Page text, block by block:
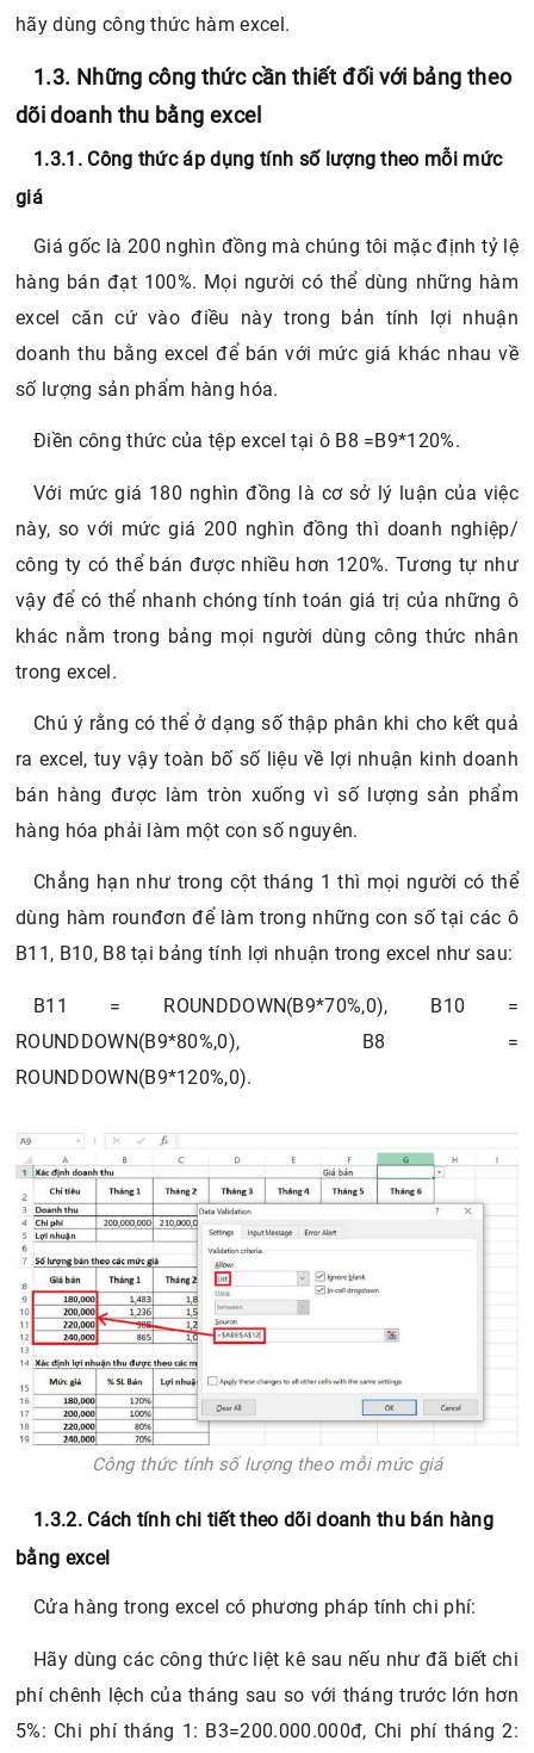
hãy dùng công thức hàm excel.
1.3. Những công thức cần thiết đối với bảng theo
dõi doanh thu bằng excel
1.3.1. Công thức áp dụng tính số lượng theo mỗi mức
giá
Giá gốc là 200 nghìn đồng mà chúng tôi mặc định tỷ lệ
hàng bán đạt 100%. Mọi người có thể dùng những hàm
excel căn cứ vào điều này trong bản tính lợi nhuận
doanh thu bằng excel để bán với mức giá khác nhau về
số lượng sản phẩm hàng hóa.
Điền công thức của tệp excel tại ô B8 =B9*120%.
Với mức giá 180 nghìn đồng là cơ sở lý luận của việc
này, so với mức giá 200 nghìn đồng thì doanh nghiệp/
công ty có thể bán được nhiều hơn 120%. Tương tự như
vậy để có thể nhanh chóng tính toán giá trị của những ô
khác nằm trong bảng mọi người dùng công thức nhân
trong excel.
Chú ý rằng có thể ở dạng số thập phân khi cho kết quả
ra excel, tuy vậy toàn bố số liệu về lợi nhuận kinh doanh
bán hàng được làm tròn xuống vì số lượng sản phẩm
hàng hóa phải làm một con số nguyên.
Chẳng hạn như trong cột tháng 1 thì mọi người có thể
dùng hàm rounđơn để làm trong những con số tại các ô
B11, B10, B8 tại bảng tính lợi nhuận trong excel như sau:
B11 = ROUNDDOWN(B9*70%,0), B10 =
ROUNDDOWN(B9*80%,0), B8 =
ROUNDDOWN(B9*120%,0).
Công thức tính số lượng theo mỗi mức giá
1.3.2. Cách tính chi tiết theo dõi doanh thu bán hàng
bằng excel
Cửa hàng trong excel có phương pháp tính chi phí:
Hãy dùng các công thức liệt kê sau nếu như đã biết chi
phí chênh lệch của tháng sau so với tháng trước lớn hơn
5%: Chi phí tháng 1: B3=200.000.000đ, Chi phí tháng 2: